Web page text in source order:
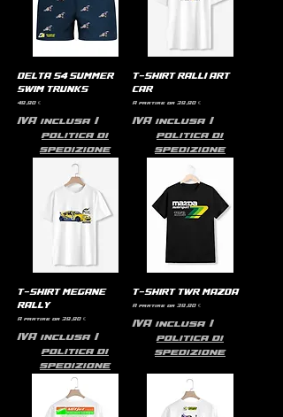
DELTA S4 SUMMER
SWIM TRUNKS
Prezzo
49,90 €
IVA inclusa|
politica di
spedizione
T-SHIRT RALLI ART
CAR
A partire da 39,90 €
Prezzo scontato
IVA inclusa|
politica di
spedizione
T-SHIRT MEGANE
RALLY
A partire da 39,90 €
Prezzo scontato
IVA inclusa|
politica di
spedizione
T-SHIRT TWR MAZDA
A partire da 39,90 €
Prezzo scontato
IVA inclusa|
politica di
spedizione